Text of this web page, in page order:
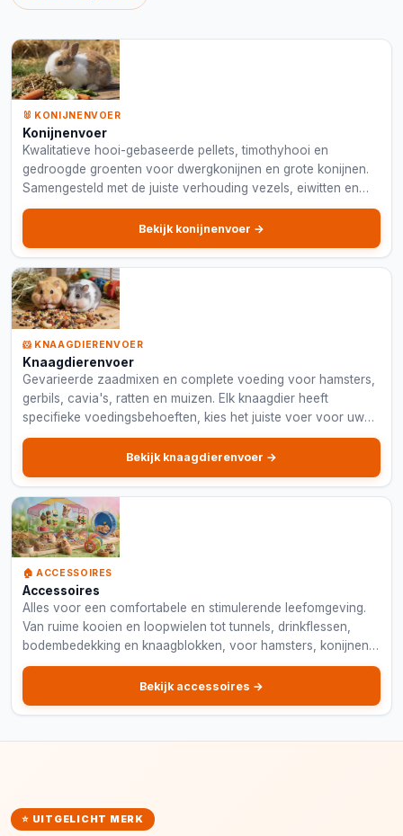
🐰 KONIJNENVOER
Konijnenvoer
Kwalitatieve hooi-gebaseerde pellets, timothyhooi en
gedroogde groenten voor dwergkonijnen en grote konijnen.
Samengesteld met de juiste verhouding vezels, eiwitten en
mineralen voor een gezond konijnendieet.
Bekijk konijnenvoer →
🐹 KNAAGDIERENVOER
Knaagdierenvoer
Gevarieerde zaadmixen en complete voeding voor hamsters,
gerbils, cavia's, ratten en muizen. Elk knaagdier heeft
specifieke voedingsbehoeften, kies het juiste voer voor uw
kleine huisdier.
Bekijk knaagdierenvoer →
🏠 ACCESSOIRES
Accessoires
Alles voor een comfortabele en stimulerende leefomgeving.
Van ruime kooien en loopwielen tot tunnels, drinkflessen,
bodembedekking en knaagblokken, voor hamsters, konijnen,
cavia's en meer.
Bekijk accessoires →
⭐ UITGELICHT MERK